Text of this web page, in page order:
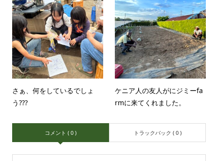
さぁ、何をしているでしょ
う???
ケニア人の友人がにジミーfa
rmに来てくれました。
コメント ( 0 ) トラックバック ( 0 )